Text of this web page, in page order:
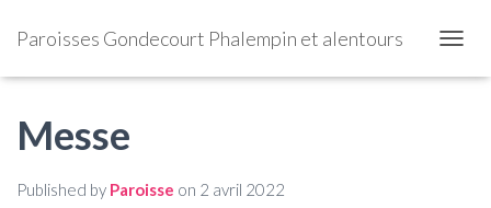
Paroisses Gondecourt Phalempin et alentours
Messe
Published by Paroisse on 2 avril 2022